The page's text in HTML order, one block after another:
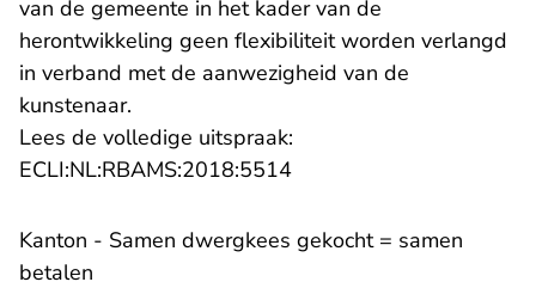
van de gemeente in het kader van de
herontwikkeling geen flexibiliteit worden verlangd
in verband met de aanwezigheid van de
kunstenaar.
Lees de volledige uitspraak:
ECLI:NL:RBAMS:2018:5514- U verlaat
Kanton - Samen dwergkees gekocht = samen
betalen